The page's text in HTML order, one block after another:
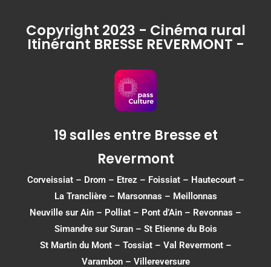
Copyright 2023 - Cinéma rural
Itinérant BRESSE REVERMONT -
19 salles entre Bresse et
Revermont
Corveissiat– Drom– Etrez – Foissiat– Hautecourt–
La Tranclière – Marsonnas – Meillonnas
Neuville sur Ain – Polliat – Pont d’Ain – Revonnas –
Simandre sur Suran– St Etienne du Bois
St Martin du Mont– Tossiat– Val Revermont–
Varambon– Villereversure